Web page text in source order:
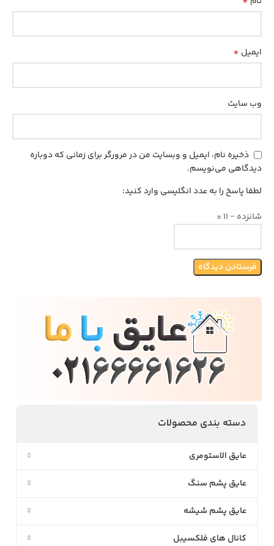
دسته بندی محصولات
عایق الاستومری
عایق پشم سنگ
عایق پشم شیشه
کانال های فلکسیبل
ایمیل *
وب‌ سایت
ذخیره نام، ایمیل و وبسایت من در مرورگر برای زمانی که دوباره
دیدگاهی می‌نویسم.
لطفا پاسخ را به عدد انگلیسی وارد کنید:
شانزده − 11 =